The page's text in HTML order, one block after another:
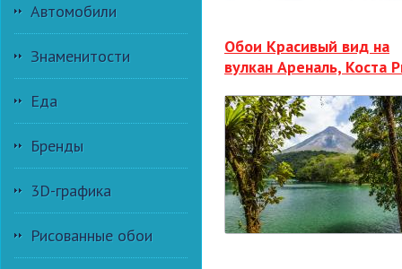
Автомобили
Знаменитости
Еда
Бренды
3D-графика
Рисованные обои
Обои Красивый вид на
вулкан Ареналь, Коста